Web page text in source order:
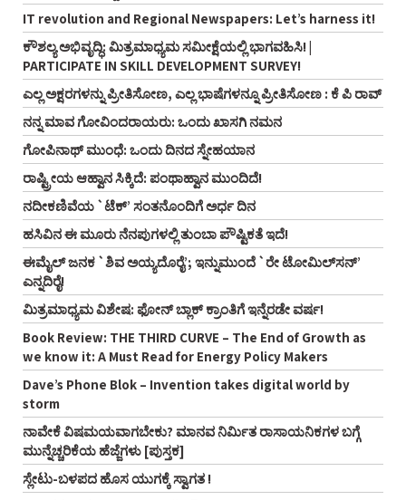
IT revolution and Regional Newspapers: Let’s harness it!
ಕೌಶಲ್ಯ ಅಭಿವೃದ್ಧಿ: ಮಿತ್ರಮಾಧ್ಯಮ ಸಮೀಕ್ಷೆಯಲ್ಲಿ ಭಾಗವಹಿಸಿ! |
PARTICIPATE IN SKILL DEVELOPMENT SURVEY!
ಎಲ್ಲ ಅಕ್ಷರಗಳನ್ನು ಪ್ರೀತಿಸೋಣ, ಎಲ್ಲ ಭಾಷೆಗಳನ್ನೂ ಪ್ರೀತಿಸೋಣ : ಕೆ ಪಿ ರಾವ್‌
ನನ್ನ ಮಾವ ಗೋವಿಂದರಾಯರು: ಒಂದು ಖಾಸಗಿ ನಮನ
ಗೋಪಿನಾಥ್‌ ಮುಂಧೆ: ಒಂದು ದಿನದ ಸ್ನೇಹಯಾನ
ರಾಷ್ಟ್ರೀಯ ಆಹ್ವಾನ ಸಿಕ್ಕಿದೆ: ಪಂಥಾಹ್ವಾನ ಮುಂದಿದೆ!
ನದೀಕಣಿವೆಯ `ಟೆಕ್’ ಸಂತನೊಂದಿಗೆ ಅರ್ಧ ದಿನ
ಹಸಿವಿನ ಈ ಮೂರು ನೆನಪುಗಳಲ್ಲಿ ತುಂಬಾ ಪೌಷ್ಟಿಕತೆ ಇದೆ!
ಈಮೈಲ್‌ ಜನಕ `ಶಿವ ಅಯ್ಯದೊರೈ’; ಇನ್ನುಮುಂದೆ `ರೇ ಟೋಮಿಲ್‌ಸನ್‌’
ಎನ್ನದಿರೈ!
ಮಿತ್ರಮಾಧ್ಯಮ ವಿಶೇಷ: ಫೋನ್‌ ಬ್ಲಾಕ್‌ ಕ್ರಾಂತಿಗೆ ಇನ್ನೆರಡೇ ವರ್ಷ!
Book Review: THE THIRD CURVE – The End of Growth as
we know it: A Must Read for Energy Policy Makers
Dave’s Phone Blok – Invention takes digital world by
storm
ನಾವೇಕೆ ವಿಷಮಯವಾಗಬೇಕು? ಮಾನವ ನಿರ್ಮಿತ ರಾಸಾಯನಿಕಗಳ ಬಗ್ಗೆ
ಮುನ್ನೆಚ್ಚರಿಕೆಯ ಹೆಜ್ಜೆಗಳು [ಪುಸ್ತಕ]
ಸ್ಲೇಟು-ಬಳಪದ ಹೊಸ ಯುಗಕ್ಕೆ ಸ್ವಾಗತ !